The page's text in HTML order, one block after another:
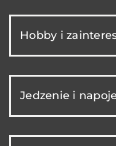
Hobby i
Jedzenie i